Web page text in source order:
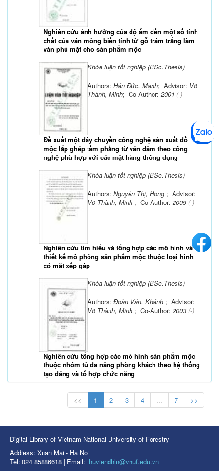
Nghiên cứu ảnh hưởng của độ ẩm đến một số tính
chất của ván mỏng biến tính từ gỗ trám trắng làm
ván phủ mặt cho sản phẩm mộc
Khóa luận tốt nghiệp (BSc.Thesis)
Đề xuất một dây chuyền công nghệ sản xuất đồ
mộc lắp ghép tấm phẳng từ ván dăm theo công
nghệ phù hợp với các mặt hàng thông dụng
Authors: Hán Đức, Mạnh; Advisor: Võ
Thành, Minh; Co-Author: 2001 (-)
Khóa luận tốt nghiệp (BSc.Thesis)
Nghiên cứu tìm hiểu và tổng hợp các mô hình và
thiết kế mô phỏng sản phẩm mộc thuộc loại hình
có mặt xếp gập
Authors: Nguyễn Thị, Hồng ; Advisor:
Võ Thành, Minh ; Co-Author: 2009 (-)
Khóa luận tốt nghiệp (BSc.Thesis)
Nghiên cứu tổng hợp các mô hình sản phẩm mộc
thuộc nhóm tủ đa năng phòng khách theo hệ thống
tạo dáng và tổ hợp chức năng
Authors: Đoàn Văn, Khánh ; Advisor:
Võ Thành, Minh ; Co-Author: 2003 (-)
<< 1 2 3 4 ... 7 >>
Digital Library of Vietnam National University of Forestry
Address: Xuan Mai - Ha Noi
Tel: 024 85886618 | Email: thuviendhln@vnuf.edu.vn